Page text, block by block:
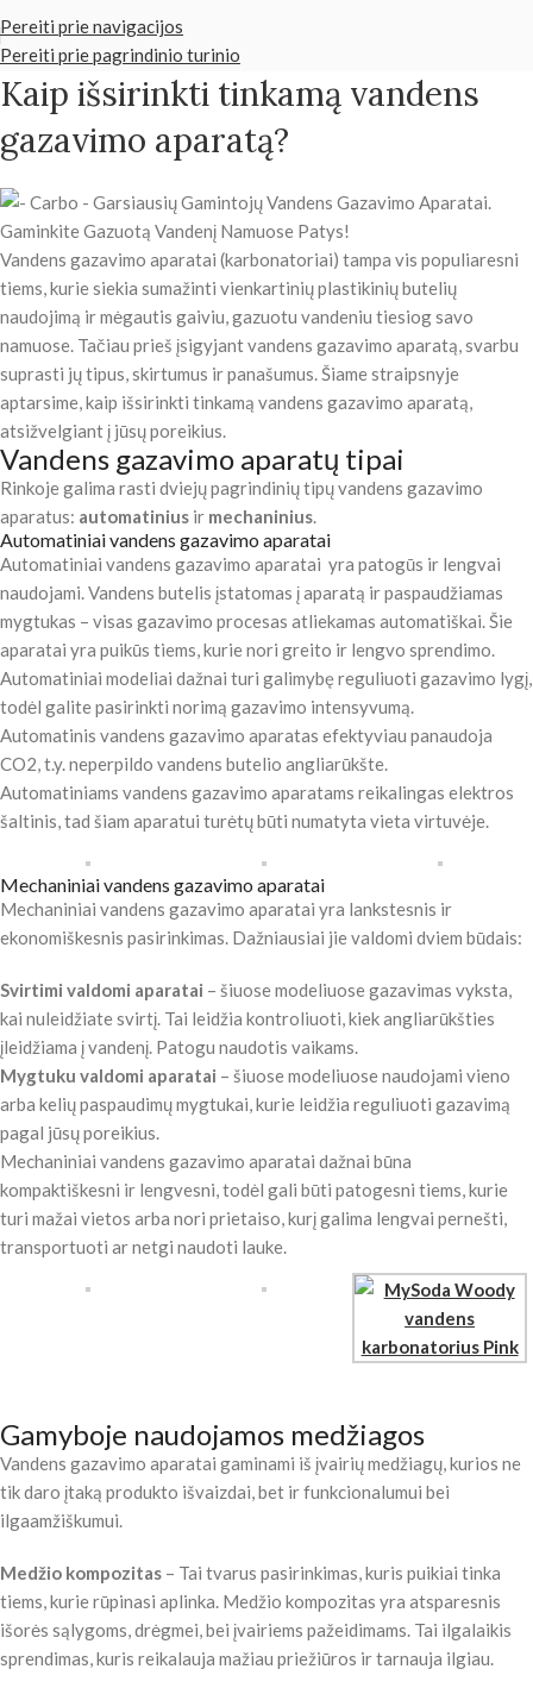
Pereiti prie navigacijos
Pereiti prie pagrindinio turinio
Kaip išsirinkti tinkamą vandens
gazavimo aparatą?
Vandens gazavimo aparatai (karbonatoriai) tampa vis populiaresni
tiems, kurie siekia sumažinti vienkartinių plastikinių butelių
naudojimą ir mėgautis gaiviu, gazuotu vandeniu tiesiog savo
namuose. Tačiau prieš įsigyjant vandens gazavimo aparatą, svarbu
suprasti jų tipus, skirtumus ir panašumus. Šiame straipsnyje
aptarsime, kaip išsirinkti tinkamą vandens gazavimo aparatą,
atsižvelgiant į jūsų poreikius.
Vandens gazavimo aparatų tipai
Rinkoje galima rasti dviejų pagrindinių tipų vandens gazavimo
aparatus: automatinius ir mechaninius.
Automatiniai vandens gazavimo aparatai
Automatiniai vandens gazavimo aparatai yra patogūs ir lengvai
naudojami. Vandens butelis įstatomas į aparatą ir paspaudžiamas
mygtukas – visas gazavimo procesas atliekamas automatiškai. Šie
aparatai yra puikūs tiems, kurie nori greito ir lengvo sprendimo.
Automatiniai modeliai dažnai turi galimybę reguliuoti gazavimo lygį,
todėl galite pasirinkti norimą gazavimo intensyvumą.
Automatinis vandens gazavimo aparatas efektyviau panaudoja
CO2, t.y. neperpildo vandens butelio angliarūkšte.
Automatiniams vandens gazavimo aparatams reikalingas elektros
šaltinis, tad šiam aparatui turėtų būti numatyta vieta virtuvėje.
Mechaniniai vandens gazavimo aparatai
Mechaniniai vandens gazavimo aparatai yra lankstesnis ir
ekonomiškesnis pasirinkimas. Dažniausiai jie valdomi dviem būdais:
Svirtimi valdomi aparatai – šiuose modeliuose gazavimas vyksta,
kai nuleidžiate svirtį. Tai leidžia kontroliuoti, kiek angliarūkšties
įleidžiama į vandenį. Patogu naudotis vaikams.
Mygtuku valdomi aparatai – šiuose modeliuose naudojami vieno
arba kelių paspaudimų mygtukai, kurie leidžia reguliuoti gazavimą
pagal jūsų poreikius.
Mechaniniai vandens gazavimo aparatai dažnai būna
kompaktiškesni ir lengvesni, todėl gali būti patogesni tiems, kurie
turi mažai vietos arba nori prietaiso, kurį galima lengvai pernešti,
transportuoti ar netgi naudoti lauke.
Gamyboje naudojamos medžiagos
Vandens gazavimo aparatai gaminami iš įvairių medžiagų, kurios ne
tik daro įtaką produkto išvaizdai, bet ir funkcionalumui bei
ilgaamžiškumui.
Medžio kompozitas – Tai tvarus pasirinkimas, kuris puikiai tinka
tiems, kurie rūpinasi aplinka. Medžio kompozitas yra atsparesnis
išorės sąlygoms, drėgmei, bei įvairiems pažeidimams. Tai ilgalaikis
sprendimas, kuris reikalauja mažiau priežiūros ir tarnauja ilgiau.